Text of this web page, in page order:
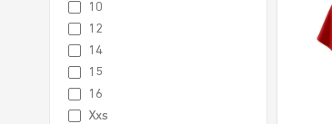
10
12
14
15
16
xxs